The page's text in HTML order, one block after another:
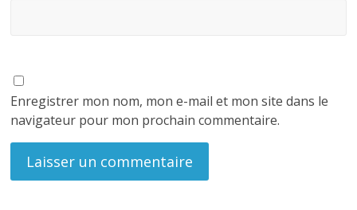
Enregistrer mon nom, mon e-mail et mon site dans le
navigateur pour mon prochain commentaire.